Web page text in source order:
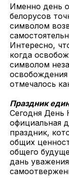
Именно день
белорусов
символом
Интересно,
когда
символом
освобождения
отмечалось
Праздник
Сегодня День
официальная
праздник,
общих
общего
дань